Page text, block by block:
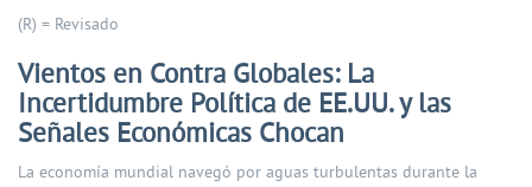
(R) = Revisado
Vientos en Contra Globales: La
Incertidumbre Política de EE.UU. y las
Señales Económicas Chocan
La economía mundial navegó por aguas turbulentas durante la